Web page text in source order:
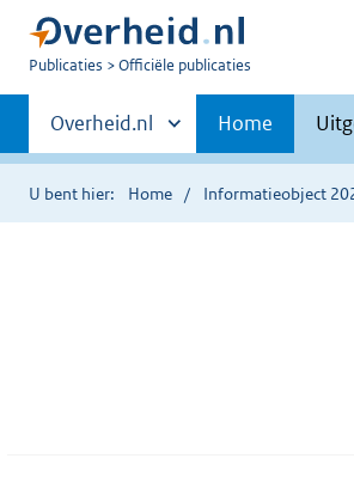
U
Publicaties Officiële publicaties
Primaire
navigatie
Andere
sites
binnen
Overheid.nl Home
U bent hier: Home Informatieobject